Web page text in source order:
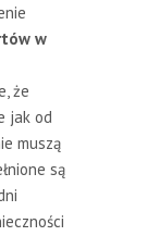
w
że
jak od
muszą
są